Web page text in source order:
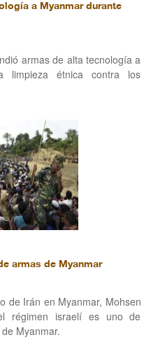
a Myanmar durante
armas de alta tecnología a
limpieza étnica contra los
armas de Myanmar
de Irán en Myanmar, Mohsen
régimen israelí es uno de
Myanmar.